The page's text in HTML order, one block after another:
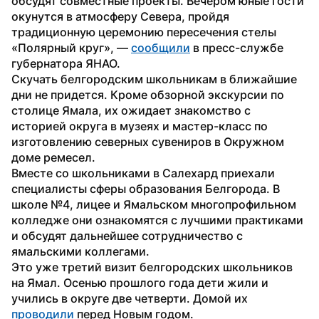
окунутся в атмосферу Севера, пройдя
традиционную церемонию пересечения стелы
«Полярный круг», — сообщили в пресс-службе
губернатора ЯНАО.
Скучать белгородским школьникам в ближайшие
дни не придется. Кроме обзорной экскурсии по
столице Ямала, их ожидает знакомство с
историей округа в музеях и мастер-класс по
изготовлению северных сувениров в Окружном
доме ремесел.
Вместе со школьниками в Салехард приехали
специалисты сферы образования Белгорода. В
школе №4, лицее и Ямальском многопрофильном
колледже они ознакомятся с лучшими практиками
и обсудят дальнейшее сотрудничество с
ямальскими коллегами.
Это уже третий визит белгородских школьников
на Ямал. Осенью прошлого года дети жили и
проводили перед Новым годом.